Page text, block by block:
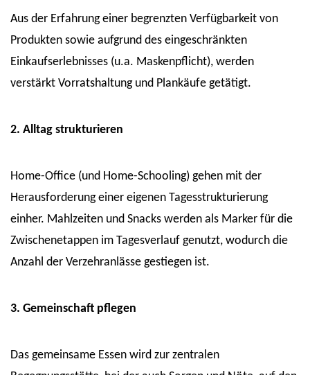
Aus der Erfahrung einer begrenzten Verfügbarkeit von
Produkten sowie aufgrund des eingeschränkten
Einkaufserlebnisses (u.a. Maskenpflicht), werden
verstärkt Vorratshaltung und Plankäufe getätigt.
2. Alltag strukturieren
Home-Office (und Home-Schooling) gehen mit der
Herausforderung einer eigenen Tagesstrukturierung
einher. Mahlzeiten und Snacks werden als Marker für die
Zwischenetappen im Tagesverlauf genutzt, wodurch die
Anzahl der Verzehranlässe gestiegen ist.
3. Gemeinschaft pflegen
Das gemeinsame Essen wird zur zentralen